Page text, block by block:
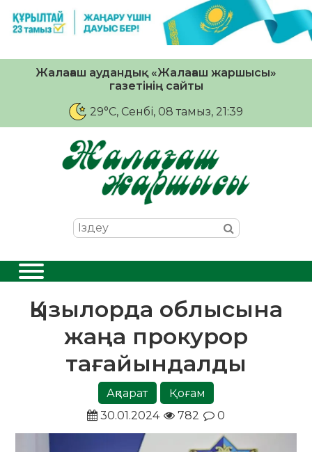
Жалағаш аудандық «Жалағаш жаршысы»
газетінің сайты
29°C, Сенбі, 08 тамыз, 21:39
Қызылорда облысына
жаңа прокурор
тағайындалды
Ақпарат
Қоғам
30.01.2024
782 0